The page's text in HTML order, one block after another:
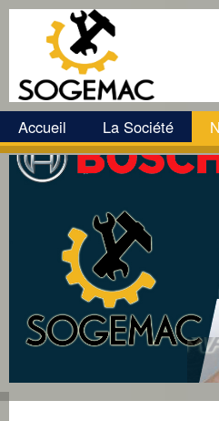
Accueil La Société